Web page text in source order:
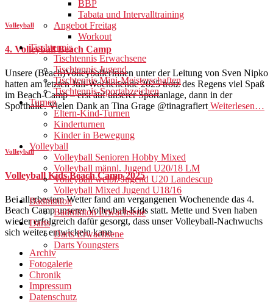
BBP
Tabata und Intervalltraining
Angebot Freitag
Workout
Tischtennis
Tischtennis Erwachsene
Tischtennis Jugend
Tischtennis Mini-Meisterschaften
Tischtennis-Sportabzeichen
Turnen
Eltern-Kind-Turnen
Kinderturnen
Kinder in Bewegung
Volleyball
Volleyball Senioren Hobby Mixed
Volleyball männl. Jugend U20/18 LM
Volleyball weibl. Jugend U20 Landescup
Volleyball Mixed Jugend U18/16
Badminton
Badminton Erwachsene
Darts
Darts Erwachsene
Darts Youngsters
Volleyball
4. Volleyball Beach Camp
Unsere (Beach)VolleyballerInnen unter der Leitung von Sven Nipko
hatten am letzten Juli-Wochenende 2025 trotz des Regens viel Spaß
im Beach-Camp – erst auf unserer Sportanlage, dann in der
Sporthalle. Vielen Dank an Tina Grage @tinagrafiert Weiterlesen…
Volleyball
Volleyball Kids Beach Camp 2025
Bei allerbestem Wetter fand am vergangenen Wochenende das 4.
Beach Camp unserer Volleyball-Kids statt. Mette und Sven haben
wieder erfolgreich dafür gesorgt, dass unser Volleyball-Nachwuchs
sich weiter entwickeln kann.
Archiv
Fotogalerie
Chronik
Impressum
Datenschutz